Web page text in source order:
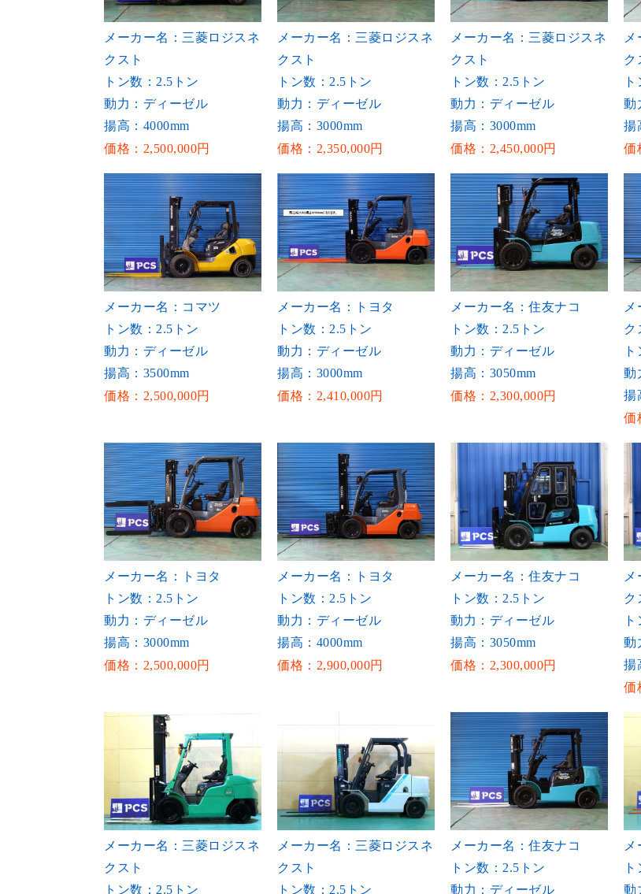
メーカー名：三菱ロジスネ
クスト
トン数：2.5トン
動力：ディーゼル
揚高：4000mm
価格：2,500,000円
メーカー名：三菱ロジスネ
クスト
トン数：2.5トン
動力：ディーゼル
揚高：3000mm
価格：2,350,000円
メーカー名：三菱ロジスネ
クスト
トン数：2.5トン
動力：ディーゼル
揚高：3000mm
価格：2,450,000円
ク
動
揚
価
メーカー名：コマツ
トン数：2.5トン
動力：ディーゼル
揚高：3500mm
価格：2,500,000円
メーカー名：トヨタ
トン数：2.5トン
動力：ディーゼル
揚高：3000mm
価格：2,410,000円
メーカー名：住友ナコ
トン数：2.5トン
動力：ディーゼル
揚高：3050mm
価格：2,300,000円
ク
動
揚
価
メーカー名：トヨタ
トン数：2.5トン
動力：ディーゼル
揚高：3000mm
価格：2,500,000円
メーカー名：トヨタ
トン数：2.5トン
動力：ディーゼル
揚高：4000mm
価格：2,900,000円
メーカー名：住友ナコ
トン数：2.5トン
動力：ディーゼル
揚高：3050mm
価格：2,300,000円
ク
動
揚
価
メーカー名：三菱ロジスネ
クスト
トン数：2.5トン
メーカー名：三菱ロジスネ
クスト
トン数：2.5トン
メーカー名：住友ナコ
トン数：2.5トン
動力：ディーゼル
動